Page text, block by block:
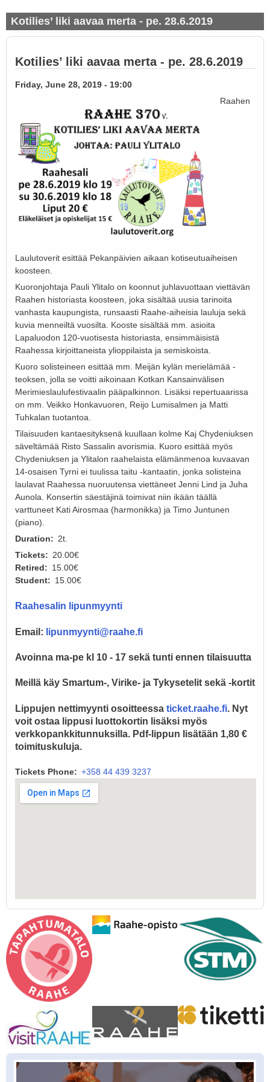
Kotilies’ liki aavaa merta - pe. 28.6.2019
Kotilies’ liki aavaa merta - pe. 28.6.2019
Friday, June 28, 2019 - 19:00
Raahen
Laulutoverit esittää Pekanpäivien aikaan kotiseutuaiheisen
koosteen.
Kuoronjohtaja Pauli Ylitalo on koonnut juhlavuottaan viettävän
Raahen historiasta koosteen, joka sisältää uusia tarinoita
vanhasta kaupungista, runsaasti Raahe-aiheisia lauluja sekä
kuvia menneiltä vuosilta. Kooste sisältää mm. asioita
Lapaluodon 120-vuotisesta historiasta, ensimmäisistä
Raahessa kirjoittaneista ylioppilaista ja semiskoista.
Kuoro solisteineen esittää mm. Meijän kylän merielämää -
teoksen, jolla se voitti aikoinaan Kotkan Kansainvälisen
Merimieslaulufestivaalin pääpalkinnon. Lisäksi repertuaarissa
on mm. Veikko Honkavuoren, Reijo Lumisalmen ja Matti
Tuhkalan tuotantoa.
Tilaisuuden kantaesityksenä kuullaan kolme Kaj Chydeniuksen
säveltämää Risto Sassalin avorismia. Kuoro esittää myös
Chydeniuksen ja Ylitalon raahelaista elämänmenoa kuvaavan
14-osaisen Tyrni ei tuulissa taitu -kantaatin, jonka solisteina
laulavat Raahessa nuoruutensa viettäneet Jenni Lind ja Juha
Aunola. Konsertin säestäjinä toimivat niin ikään täällä
varttuneet Kati Airosmaa (harmonikka) ja Timo Juntunen
(piano).
Duration
2t.
Tickets
20.00€
Retired
15.00€
Student
15.00€
Raahesalin lipunmyynti
Email: lipunmyynti@raahe.fi
Avoinna ma-pe kl 10 - 17 sekä tunti ennen tilaisuutta
Meillä käy Smartum-, Virike- ja Tykysetelit sekä -kortit
Lippujen nettimyynti osoitteessa ticket.raahe.fi. Nyt
voit ostaa lippusi luottokortin lisäksi myös
verkkopankkitunnuksilla. Pdf-lippun lisätään 1,80 €
toimituskuluja.
Tickets Phone +358 44 439 3237